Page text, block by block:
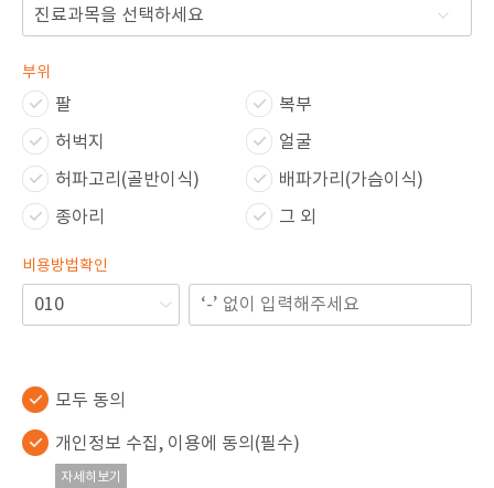
부위
팔
복부
허벅지
얼굴
허파고리(골반이식)
배파가리(가슴이식)
종아리
그 외
비용방법확인
모두 동의
개인정보 수집, 이용에 동의(필수)
자세히보기